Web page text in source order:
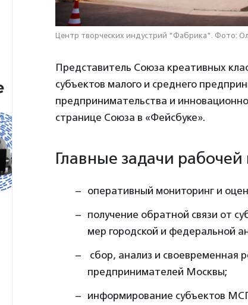
Центр творческих индустрий "Фабрика". Фото:
Представитель Союза креативных
субъектов малого и среднего
предпринимательства и
странице Союза в «Фейсбуке».
Главные задачи рабочей
оперативный мониторинг и
получение обратной связи от
мер городской и федеральной
сбор, анализ и своевременная
предпринимателей Москвы;
информирование субъектов